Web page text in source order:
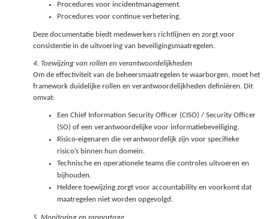
Procedures voor incidentmanagement.
Procedures voor continue verbetering.
Deze documentatie biedt medewerkers richtlijnen en zorgt voor
consistentie in de uitvoering van beveiligingsmaatregelen.
4. Toewijzing van rollen en verantwoordelijkheden
Om de effectiviteit van de beheersmaatregelen te waarborgen, moet het
framework duidelijke rollen en verantwoordelijkheden definiëren. Dit
omvat:
Een Chief Information Security Officer (CISO) / Security Officer
(SO) of een verantwoordelijke voor informatiebeveiliging.
Risico-eigenaren die verantwoordelijk zijn voor specifieke
risico’s binnen hun domein.
Technische en operationele teams die controles uitvoeren en
bijhouden.
Heldere toewijzing zorgt voor accountability en voorkomt dat
maatregelen niet worden opgevolgd.